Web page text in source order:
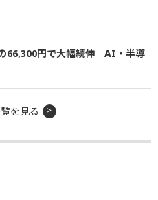
66,300円で大幅続伸 AI・半導
を見る